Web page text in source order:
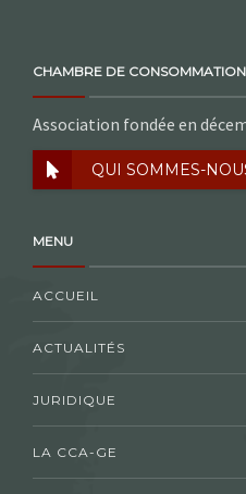
CHAMBRE DE
Association fondée en
QUI SOMMES-
MENU
ACCUEIL
ACTUALITÉS
JURIDIQUE
LA CCA-GE